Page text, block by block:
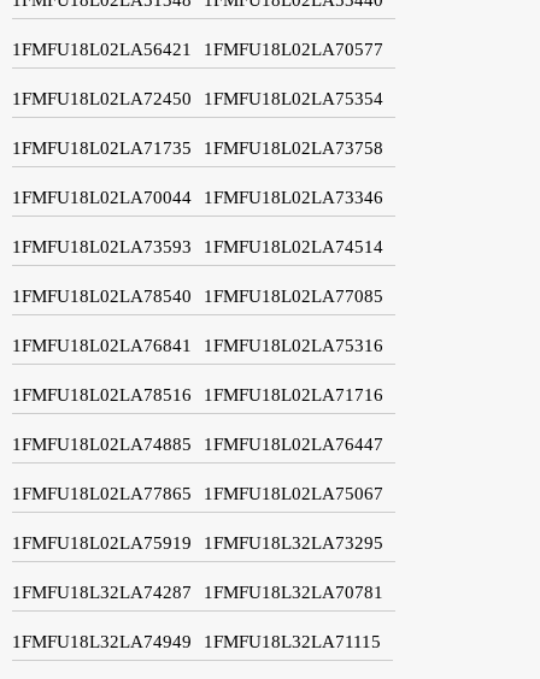
1FMFU18L02LA56421 1FMFU18L02LA70577
1FMFU18L02LA72450 1FMFU18L02LA75354
1FMFU18L02LA71735 1FMFU18L02LA73758
1FMFU18L02LA70044 1FMFU18L02LA73346
1FMFU18L02LA73593 1FMFU18L02LA74514
1FMFU18L02LA78540 1FMFU18L02LA77085
1FMFU18L02LA76841 1FMFU18L02LA75316
1FMFU18L02LA78516 1FMFU18L02LA71716
1FMFU18L02LA74885 1FMFU18L02LA76447
1FMFU18L02LA77865 1FMFU18L02LA75067
1FMFU18L02LA75919 1FMFU18L32LA73295
1FMFU18L32LA74287 1FMFU18L32LA70781
1FMFU18L32LA74949 1FMFU18L32LA71115